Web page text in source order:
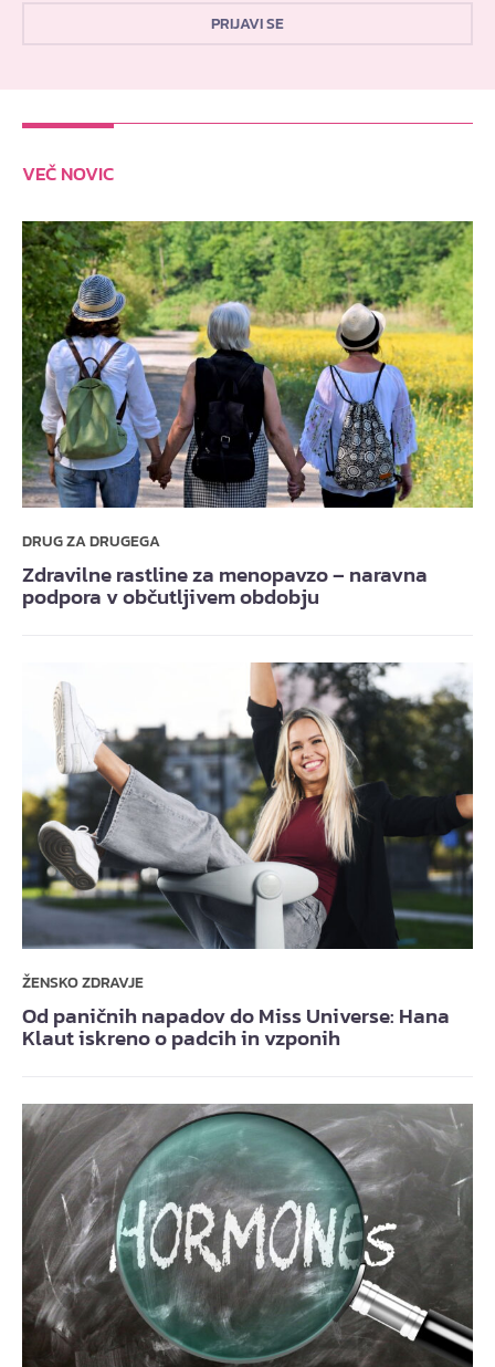
PRIJAVI SE
VEČ NOVIC
DRUG ZA DRUGEGA
Zdravilne rastline za menopavzo – naravna
podpora v občutljivem obdobju
ŽENSKO ZDRAVJE
Od paničnih napadov do Miss Universe: Hana
Klaut iskreno o padcih in vzponih